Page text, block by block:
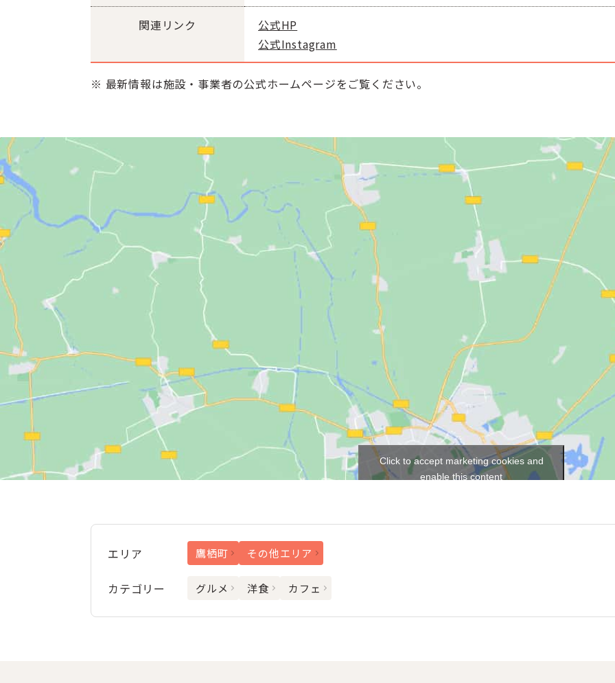
関連リンク
公式HP
公式Instagram
※ 最新情報は施設・事業者の公式ホームページをご覧ください。
Click to accept marketing cookies and
enable this content
エリア 鷹栖町 その他エリア
カテゴリー グルメ 洋食 カフェ